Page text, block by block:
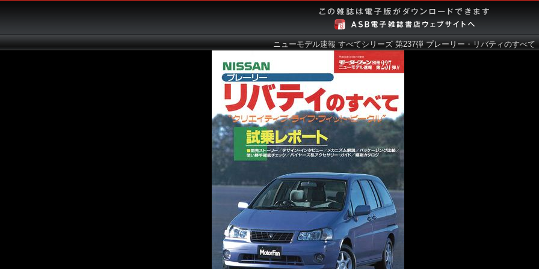
ニューモデル速報 すべてシリーズ 第237弾 プレーリー・リバティのすべて